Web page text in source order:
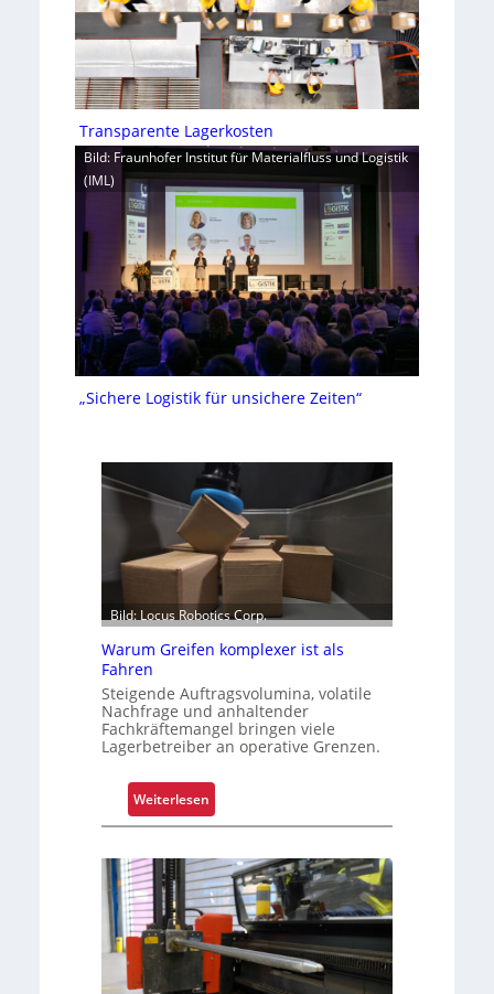
Transparente Lagerkosten
Bild: Fraunhofer Institut für Materialfluss und Logistik
(IML)
„Sichere Logistik für unsichere Zeiten“
Bild: Locus Robotics Corp.
Warum Greifen komplexer ist als
Fahren
Steigende Auftragsvolumina, volatile
Nachfrage und anhaltender
Fachkräftemangel bringen viele
Lagerbetreiber an operative Grenzen.
Weiterlesen:
W
r
u
m
r
e